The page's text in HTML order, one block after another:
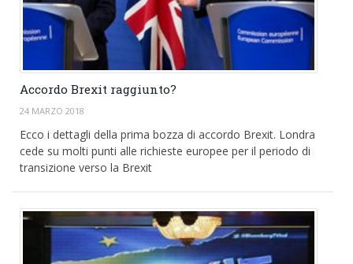
Accordo Brexit raggiunto?
24 MARZO 2018
Ecco i dettagli della prima bozza di accordo Brexit. Londra
cede su molti punti alle richieste europee per il periodo di
transizione verso la Brexit